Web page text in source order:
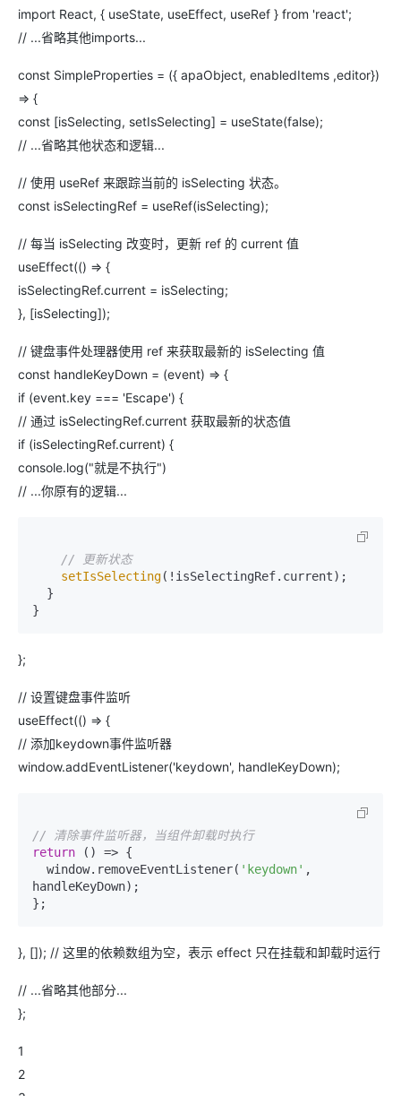
import React, { useState, useEffect, useRef } from 'react';
// ...省略其他imports...
const SimpleProperties = ({ apaObject, enabledItems ,editor})
=> {
const [isSelecting, setIsSelecting] = useState(false);
// ...省略其他状态和逻辑...
// 使用 useRef 来跟踪当前的 isSelecting 状态。
const isSelectingRef = useRef(isSelecting);
// 每当 isSelecting 改变时，更新 ref 的 current 值
useEffect(() => {
isSelectingRef.current = isSelecting;
}, [isSelecting]);
// 键盘事件处理器使用 ref 来获取最新的 isSelecting 值
const handleKeyDown = (event) => {
if (event.key === 'Escape') {
// 通过 isSelectingRef.current 获取最新的状态值
if (isSelectingRef.current) {
console.log("就是不执行")
// ...你原有的逻辑...
// 更新状态
setIsSelecting(!isSelectingRef.current);
};
// 设置键盘事件监听
useEffect(() => {
// 添加keydown事件监听器
window.addEventListener('keydown', handleKeyDown);
// 清除事件监听器，当组件卸载时执行
return
() => {
  window.removeEventListener(
'keydown' ,
handleKeyDown);
}, []); // 这里的依赖数组为空，表示 effect 只在挂载和卸载时运行
// ...省略其他部分...
};
1
2